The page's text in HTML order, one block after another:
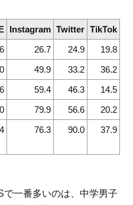
Instagram Twitter TikTok
26.7 24.9
19.8
49.9 33.2
36.2
59.4 46.3
14.5
79.9 56.6
20.2
76.3 90.0 37.9
一番多いのは、中学男子